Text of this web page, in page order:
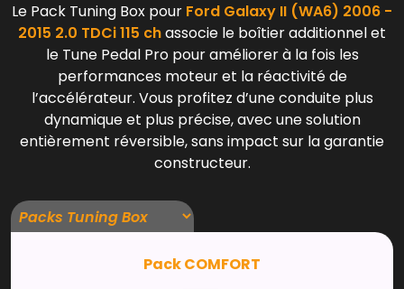
Le Pack Tuning Box pour Ford Galaxy II (WA6) 2006 -
2015 2.0 TDCi 115 chassocie le boîtier additionnel et
le Tune Pedal Pro pour améliorer à la fois les
performances moteur et la réactivité de
l’accélérateur. Vous profitez d’une conduite plus
dynamique et plus précise, avec une solution
entièrement réversible, sans impact sur la garantie
constructeur.
Pack COMFORT